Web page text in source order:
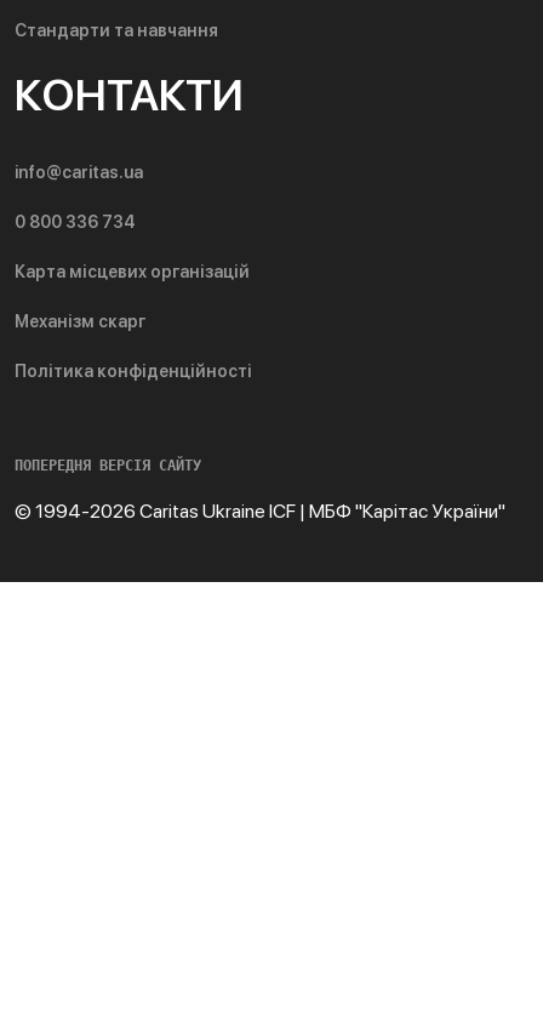
Стандарти та навчання
КОНТАКТИ
info@caritas.ua
0 800 336 734
Карта місцевих організацій
Механізм скарг
Політика конфіденційності
ПОПЕРЕДНЯ ВЕРСІЯ САЙТУ
© 1994-2026 Caritas Ukraine ICF | МБФ "Карітас України"